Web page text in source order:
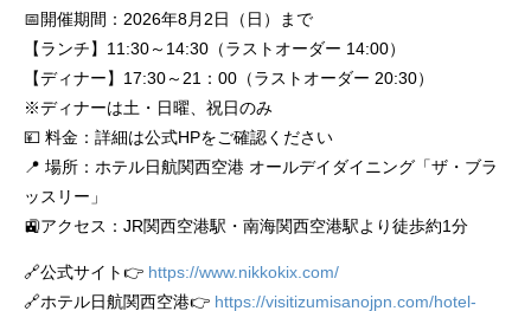
📅開催期間：2026年8月2日（日）まで
【ランチ】11:30～14:30（ラストオーダー 14:00）
【ディナー】17:30～21：00（ラストオーダー 20:30）
※ディナーは土・日曜、祝日のみ
💴 料金：詳細は公式HPをご確認ください
📍 場所：ホテル日航関西空港 オールデイダイニング「ザ・ブラ
ッスリー」
🚉アクセス：JR関西空港駅・南海関西空港駅より徒歩約1分
🔗公式サイト👉 https://www.nikkokix.com/
🔗ホテル日航関西空港👉 https://visitizumisanojpn.com/hotel-